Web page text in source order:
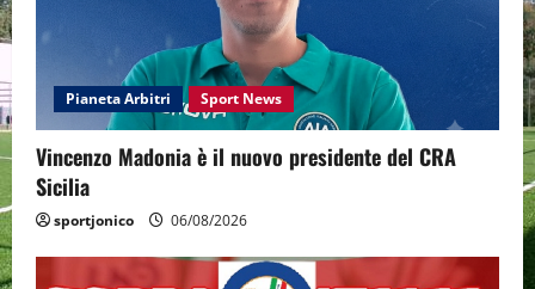
Pianeta Arbitri Sport News
Vincenzo Madonia è il nuovo presidente del CRA
Sicilia
sportjonico 06/08/2026